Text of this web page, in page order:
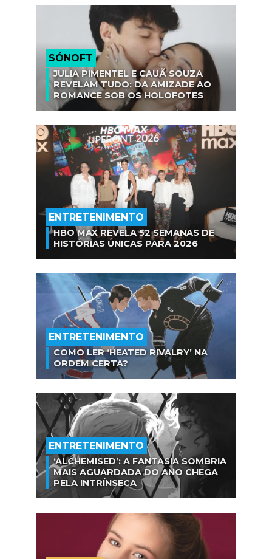
SÓNOFT
JULIA PIMENTEL E CAUÃ SOUZA
REVELAM TUDO: DA AMIZADE AO
ROMANCE SOB OS HOLOFOTES
ENTRETENIMENTO
HBO MAX REVELA 52 SEMANAS DE
HISTÓRIAS ÚNICAS PARA 2026
ENTRETENIMENTO
COMO LER ‘HEATED RIVALRY’ NA
ORDEM CERTA?
ENTRETENIMENTO
‘ALCHEMISED’: A FANTASIA SOMBRIA
MAIS AGUARDADA DO ANO CHEGA
PELA INTRÍNSECA